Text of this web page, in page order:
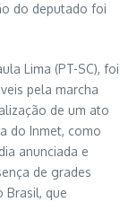
do deputado foi
Lima (PT-SC), foi
pela marcha
de um ato
do Inmet, como
anunciada e
de grades
Brasil, que